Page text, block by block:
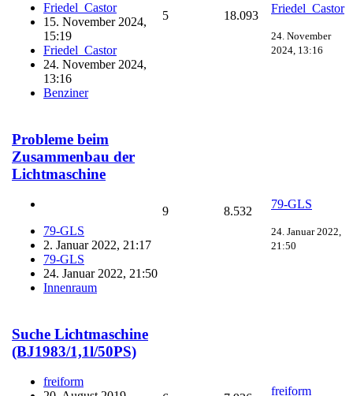
Friedel_Castor
15. November 2024,
15:19
Friedel_Castor
24. November 2024,
13:16
Benziner
5 18.093
Friedel_Castor
24. November
2024, 13:16
Probleme beim
Zusammenbau der
Lichtmaschine
79-GLS
2. Januar 2022, 21:17
79-GLS
24. Januar 2022, 21:50
Innenraum
9 8.532
79-GLS
24. Januar 2022,
21:50
Suche Lichtmaschine
(BJ1983/1,1l/50PS)
freiform
freiform